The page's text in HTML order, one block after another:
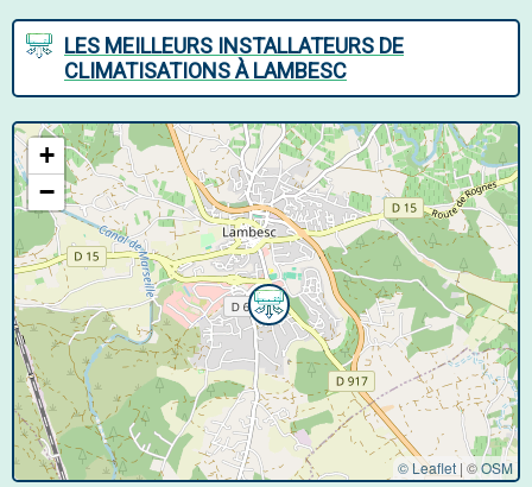
LES MEILLEURS INSTALLATEURS DE
CLIMATISATIONS À LAMBESC
+
−
© Leaflet |©OSM